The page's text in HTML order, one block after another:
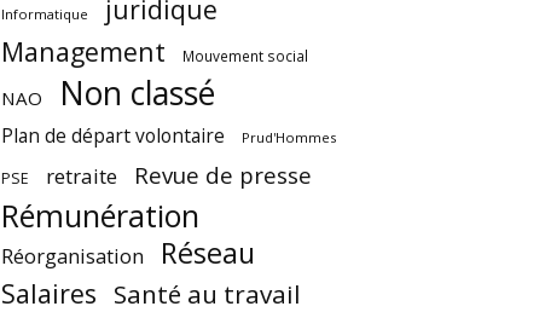
Informatique
juridique
Management
Mouvement social
NAO Non classé
Plan de départ volontaire Prud'Hommes
PSE retraite Revue de presse
Rémunération
Réorganisation Réseau
Salaires Santé au travail